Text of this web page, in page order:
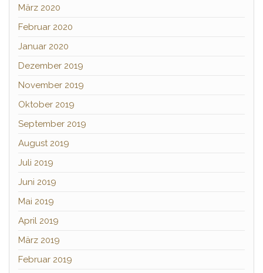
März 2020
Februar 2020
Januar 2020
Dezember 2019
November 2019
Oktober 2019
September 2019
August 2019
Juli 2019
Juni 2019
Mai 2019
April 2019
März 2019
Februar 2019